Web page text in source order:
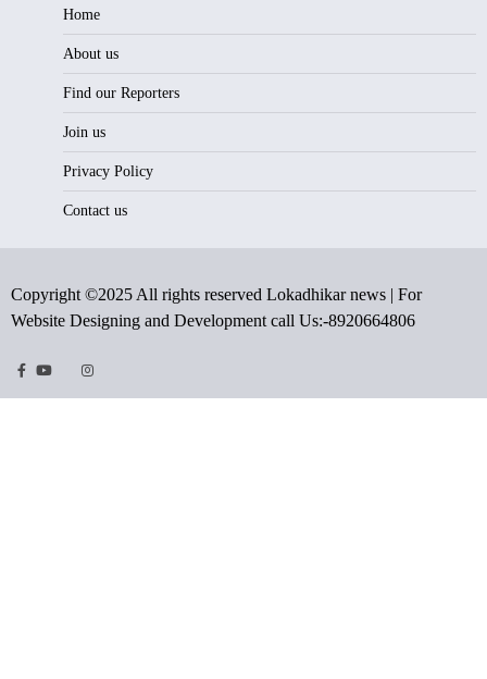
Home
About us
Find our Reporters
Join us
Privacy Policy
Contact us
Copyright ©2025 All rights reserved Lokadhikar news | For
Website Designing and Development call Us:-8920664806
Facebook
Youtube
TwitterInstragram